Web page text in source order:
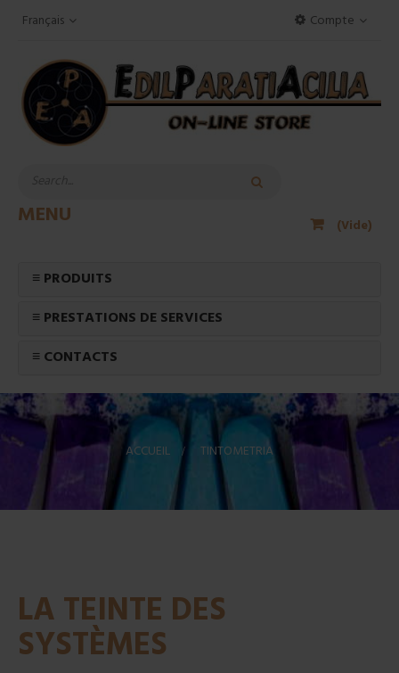
Compte
Français
(Vide)
MENU
≡ PRODUITS
≡ PRESTATIONS DE SERVICES
≡ CONTACTS
ACCUEIL > TINTOMETRIA
LA TEINTE DES
SYSTÈMES